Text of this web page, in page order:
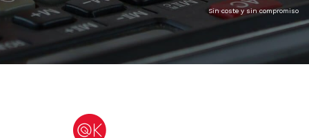
Sin coste y sin compromiso